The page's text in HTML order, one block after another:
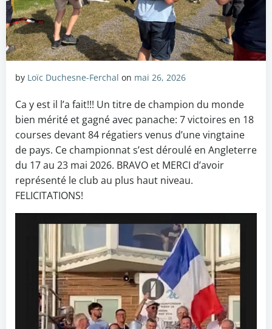
by Loïc Duchesne-Ferchal on mai 26, 2026
Ca y est il l’a fait!!! Un titre de champion du monde
bien mérité et gagné avec panache: 7 victoires en 18
courses devant 84 régatiers venus d’une vingtaine
de pays. Ce championnat s’est déroulé en Angleterre
du 17 au 23 mai 2026. BRAVO et MERCI d’avoir
représenté le club au plus haut niveau.
FELICITATIONS!